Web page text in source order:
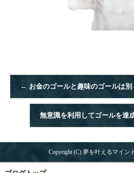
← お金のゴールと趣味のゴールは別
無意識を利用してゴールを達
Copyright (C) 夢を叶えるマイン